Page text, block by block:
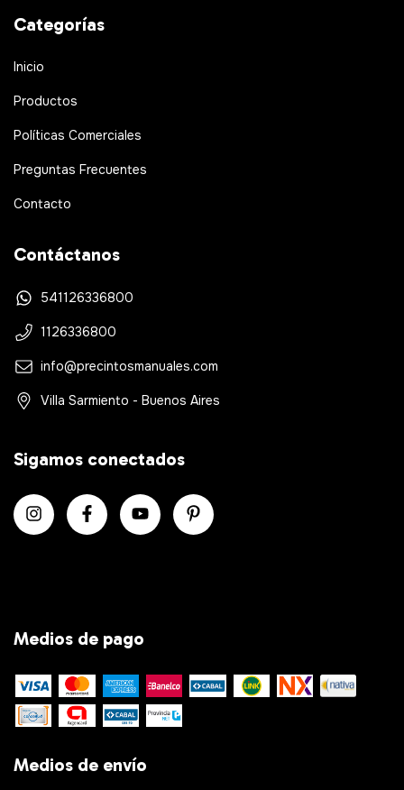
Categorías
Inicio
Productos
Políticas Comerciales
Preguntas Frecuentes
Contacto
Contáctanos
541126336800
1126336800
info@precintosmanuales.com
Villa Sarmiento - Buenos Aires
Sigamos conectados
Medios de pago
Medios de envío